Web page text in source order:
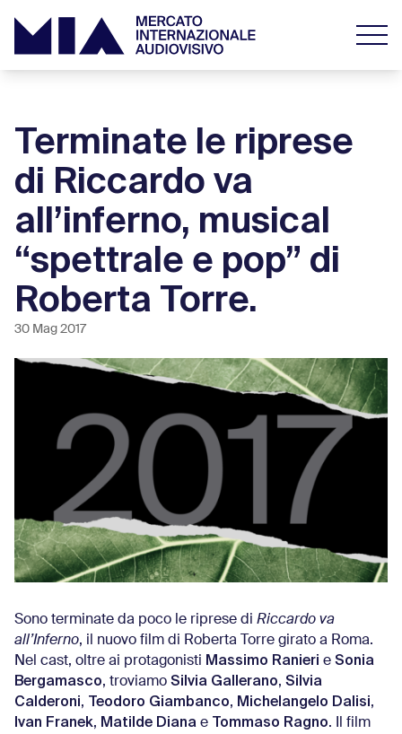
Terminate le riprese
di Riccardo va
all’inferno, musical
“spettrale e pop” di
Roberta Torre.
30 Mag 2017
Sono terminate da poco le riprese di Riccardo va
all’Inferno, il nuovo film di Roberta Torre girato a Roma.
Nel cast, oltre ai protagonisti Massimo Ranieri e Sonia
Bergamasco, troviamo Silvia Gallerano, Silvia
Calderoni, Teodoro Giambanco, Michelangelo Dalisi,
Ivan Franek, Matilde Diana e Tommaso Ragno. Il film